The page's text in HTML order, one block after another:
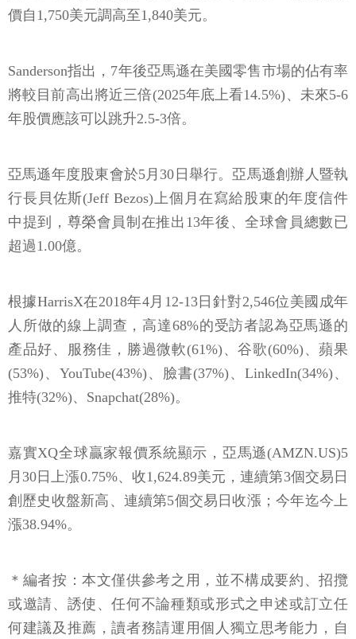
價自1,750美元調高至1,840美元。
Sanderson指出，7年後亞馬遜在美國零售市場的佔有率
將較目前高出將近三倍(2025年底上看14.5%)、未來5-6
年股價應該可以跳升2.5-3倍。
亞馬遜年度股東會於5月30日舉行。亞馬遜創辦人暨執
行長貝佐斯(Jeff Bezos)上個月在寫給股東的年度信件
中提到，尊榮會員制在推出13年後、全球會員總數已
超過1.00億。
根據HarrisX在2018年4月12-13日針對2,546位美國成年
人所做的線上調查，高達68%的受訪者認為亞馬遜的
產品好、服務佳，勝過微軟(61%)、谷歌(60%)、蘋果
(53%)、YouTube(43%)、臉書(37%)、LinkedIn(34%)、
推特(32%)、Snapchat(28%)。
嘉實XQ全球贏家報價系統顯示，亞馬遜(AMZN.US)5
月30日上漲0.75%、收1,624.89美元，連續第3個交易日
創歷史收盤新高、連續第5個交易日收漲；今年迄今上
漲38.94%。
＊編者按：本文僅供參考之用，並不構成要約、招攬
或邀請、誘使、任何不論種類或形式之申述或訂立任
何建議及推薦，讀者務請運用個人獨立思考能力，自